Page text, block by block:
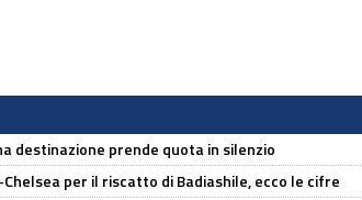
destinazione prende quota in silenzio
per il riscatto di Badiashile, ecco le cifre